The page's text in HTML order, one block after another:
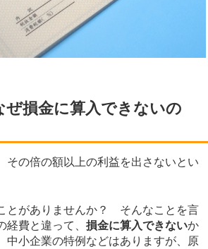
ぜ損金に算入できないの
その倍の額以上の利益を出さないとい
とがありませんか？ そんなことを言
経費と違って、 損金に算入できないか
中小企業の特例などはありますが、原